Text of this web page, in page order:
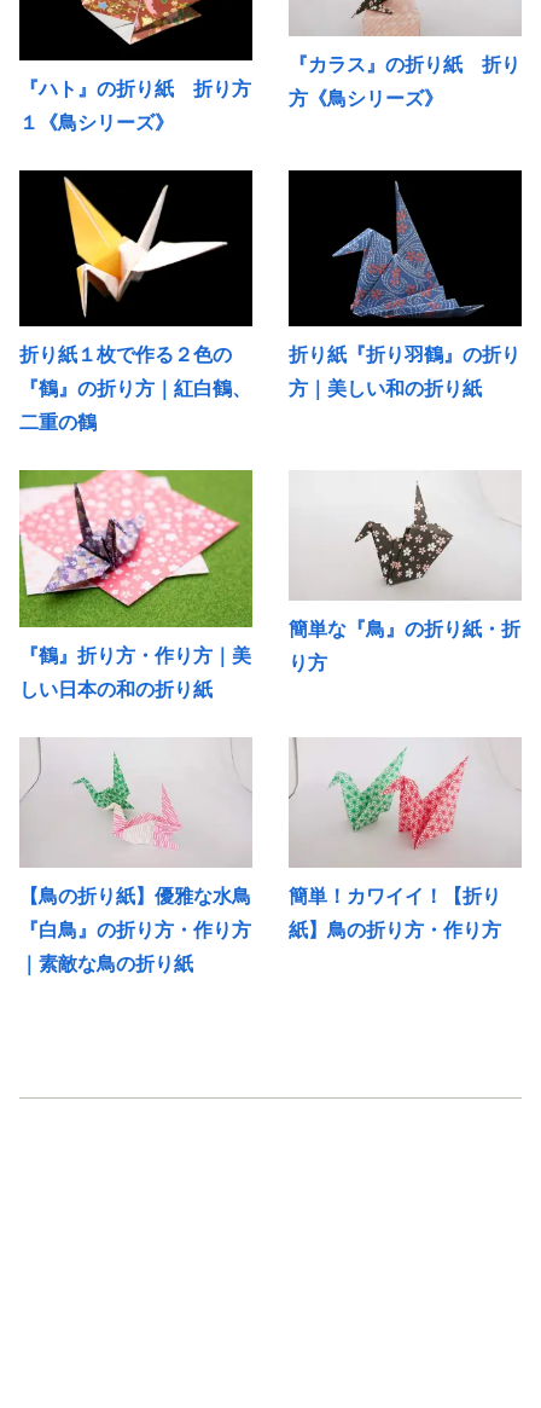
『ハト』の折り紙 折り方
１《鳥シリーズ》
『カラス』の折り紙 折り
方《鳥シリーズ》
折り紙１枚で作る２色の
『鶴』の折り方｜紅白鶴、
二重の鶴
折り紙『折り羽鶴』の折り
方｜美しい和の折り紙
『鶴』折り方・作り方｜美
しい日本の和の折り紙
簡単な『鳥』の折り紙・折
り方
【鳥の折り紙】優雅な水鳥
『白鳥』の折り方・作り方
｜素敵な鳥の折り紙
簡単！カワイイ！【折り
紙】鳥の折り方・作り方